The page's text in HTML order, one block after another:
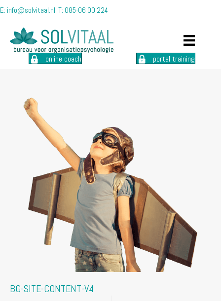
E: info@solvitaal.nl T: 085-06 00 224
online coach portal training
BG-SITE-CONTENT-V4